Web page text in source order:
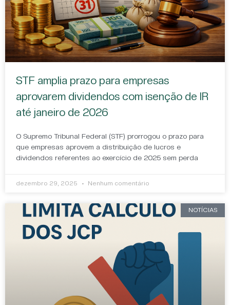
STF amplia prazo para empresas
aprovarem dividendos com isenção de IR
até janeiro de 2026
O Supremo Tribunal Federal (STF) prorrogou o prazo para
que empresas aprovem a distribuição de lucros e
dividendos referentes ao exercício de 2025 sem perda
dezembro 29, 2025 Nenhum comentário
NOTÍCIAS